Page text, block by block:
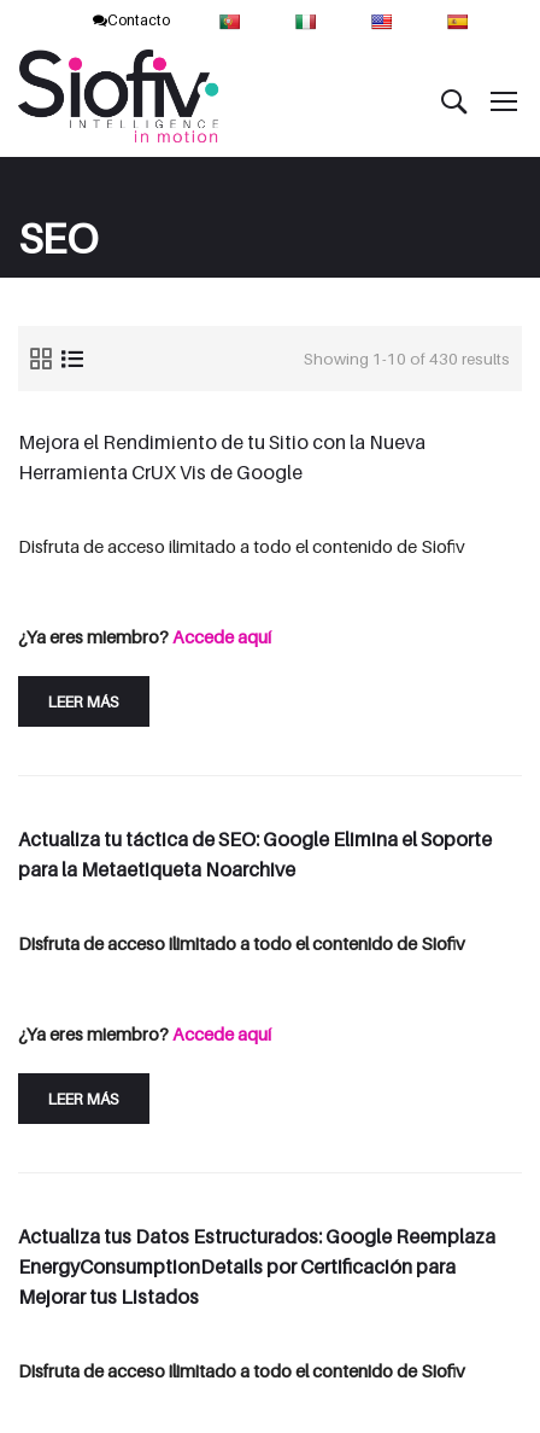
Contacto
SEO
Showing 1-10 of 430 results
Mejora el Rendimiento de tu Sitio con la Nueva
Herramienta CrUX Vis de Google
Disfruta de acceso ilimitado a todo el contenido de Siofiv
¿Ya eres miembro?Accede aquí
LEER MÁS
Actualiza tu táctica de SEO: Google Elimina el Soporte
para la Metaetiqueta Noarchive
Disfruta de acceso ilimitado a todo el contenido de Siofiv
¿Ya eres miembro?Accede aquí
LEER MÁS
Actualiza tus Datos Estructurados: Google Reemplaza
EnergyConsumptionDetails por Certificación para
Mejorar tus Listados
Disfruta de acceso ilimitado a todo el contenido de Siofiv